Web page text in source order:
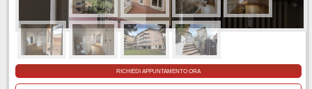
RICHIEDI APPUNTAMENTO ORA